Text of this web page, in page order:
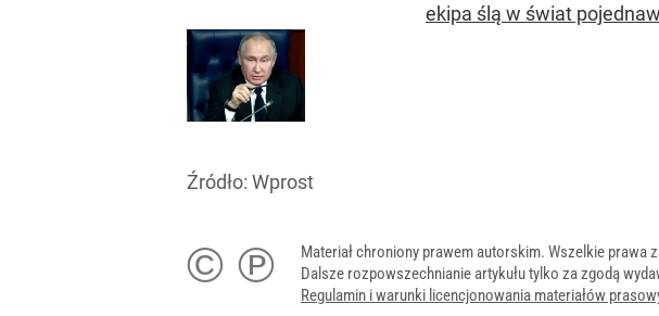
ekipa ślą w świat
Źródło: Wprost
© ℗
Materiał chroniony prawem autorskim. Wszelkie prawa
Dalsze rozpowszechnianie artykułu tylko za zgodą
Regulamin i warunki licencjonowania materiałów